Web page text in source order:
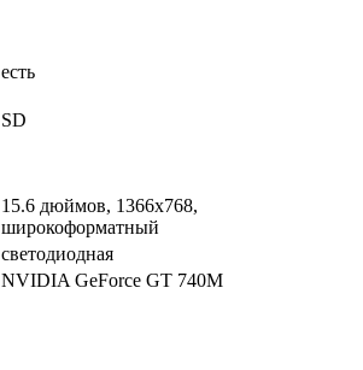
есть
SD
15.6 дюймов, 1366x768,
широкоформатный
светодиодная
NVIDIA GeForce GT 740M